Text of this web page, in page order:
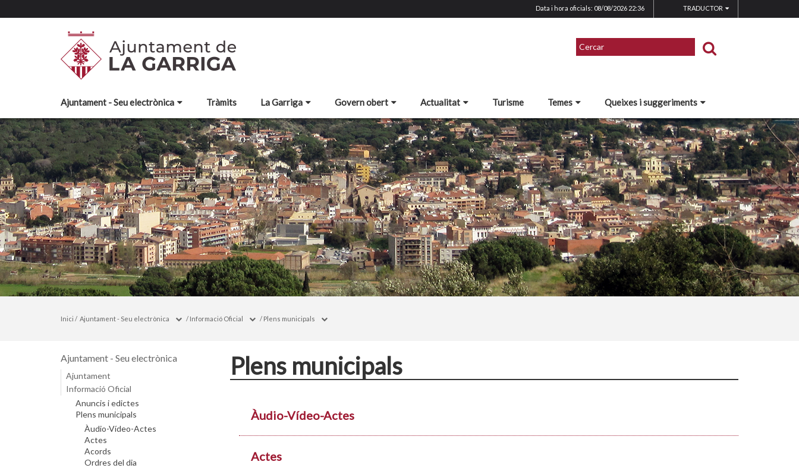
Data i hora oficials: 08/08/2026 22:36 TRADUCTOR
Ajuntament - Seu electrònica Tràmits La Garriga Govern obert Actualitat Turisme Temes Queixes i suggeriments
Inici / Ajuntament - Seu electrònica / Informació Oficial / Plens municipals
Ajuntament - Seu electrònica
Ajuntament
Informació Oficial
Anuncis i edictes
Plens municipals
Àudio-Vídeo-Actes
Actes
Acords
Ordres del dia
Plens municipals
Àudio-Vídeo-Actes
Actes